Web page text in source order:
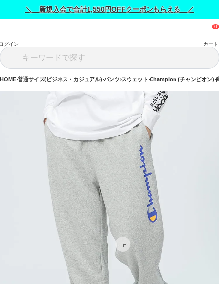
＼ 新規入会で合計1,550円OFFクーポンもらえる ／
グイン カート
HOME 普通サイズ(ビジネス・カジュアル) パンツ スウェット Champion (チャンピオン)